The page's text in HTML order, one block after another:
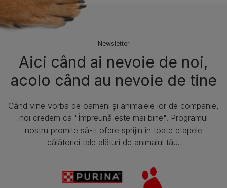
Newsletter
Aici când ai nevoie de noi,
acolo când au nevoie de tine
Când vine vorba de oameni și animalele lor de companie,
noi credem ca "Împreună este mai bine". Programul
nostru promite să-ți ofere sprijin în toate etapele
călătoriei tale alături de animalul tău.